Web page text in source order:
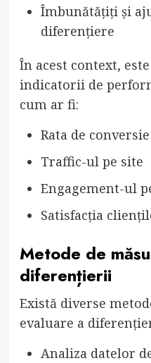
Îmbunătățiți și
diferențiere
În acest context,
indicatorii de
cum ar fi:
Rata de conversie
Traffic-ul pe site
Engagement-ul
Satisfacția
Metode de
diferențierii
Există diverse
evaluare a
Analiza datelor